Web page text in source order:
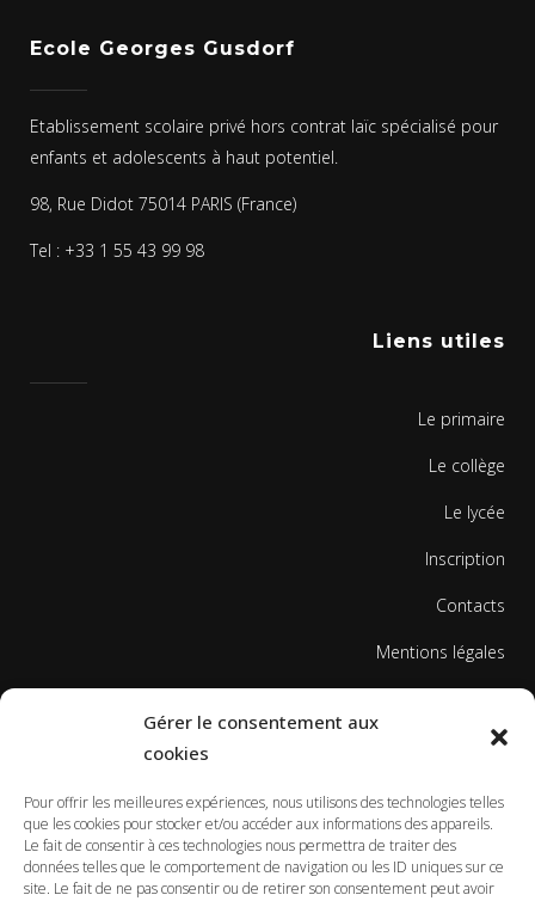
Gérer le consentement aux
cookies
Pour offrir les meilleures expériences, nous utilisons des technologies telles
que les cookies pour stocker et/ou accéder aux informations des appareils.
Le fait de consentir à ces technologies nous permettra de traiter des
données telles que le comportement de navigation ou les ID uniques sur ce
site. Le fait de ne pas consentir ou de retirer son consentement peut avoir
Ecole Georges Gusdorf
Etablissement scolaire privé hors contrat laïc spécialisé pour
enfants et adolescents à haut potentiel.
98, Rue Didot 75014 PARIS (France)
Tel : +33 1 55 43 99 98
Liens utiles
Le primaire
Le collège
Le lycée
Inscription
Contacts
Mentions légales
© Copyright Ecole Georges Gusdorf 2017